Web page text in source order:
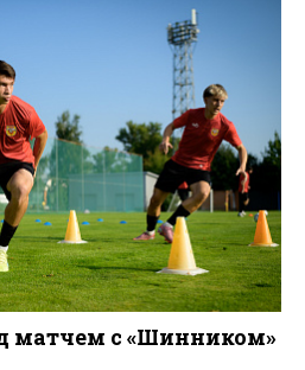
матчем с «Шинником»